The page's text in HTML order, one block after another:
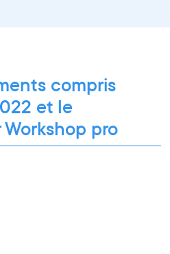
compris
et le
Workshop pro